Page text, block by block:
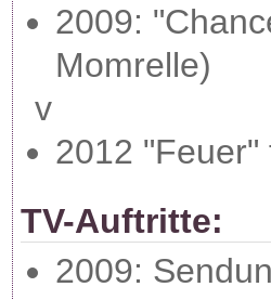
2009:
Momrelle)
v
2012 "Feuer"
TV-Auftritte:
2009: